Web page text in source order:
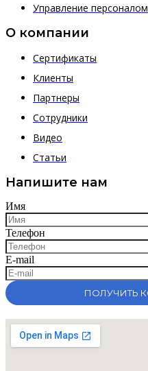
Управление персоналом
О компании
Сертификаты
Клиенты
Партнеры
Сотрудники
Видео
Статьи
Напишите нам
Имя
Телефон
E-mail